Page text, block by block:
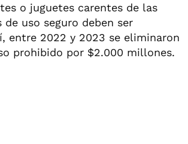
o juguetes carentes de las
uso seguro deben ser
entre 2022 y 2023 se eliminaron
prohibido por $2.000 millones.